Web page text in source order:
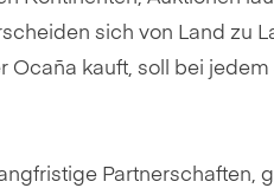
sich von Land zu
Ocaña kauft, soll bei
Partnerschaften,